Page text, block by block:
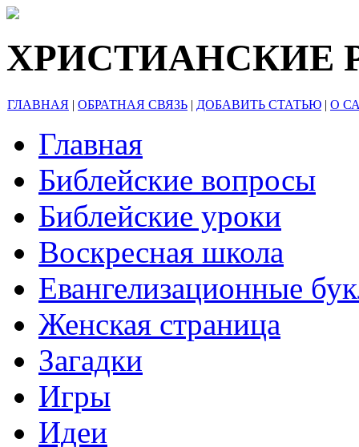
ХРИСТИАНСКИЕ
ГЛАВНАЯ | ОБРАТНАЯ СВЯЗЬ | ДОБАВИТЬ СТАТЬЮ | О
Главная
Библейские вопросы
Библейские уроки
Воскресная школа
Евангелизационные
Женская страница
Загадки
Игры
Идеи